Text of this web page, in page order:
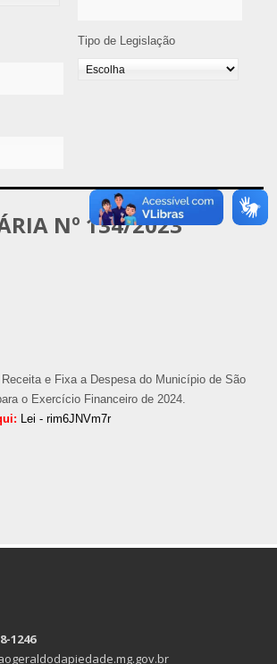
Tipo de Legislação
Nº 134/2023
e Fixa a Despesa do Município de São
o Exercício Financeiro de 2024.
Lei - rim6JNVm7r
1246